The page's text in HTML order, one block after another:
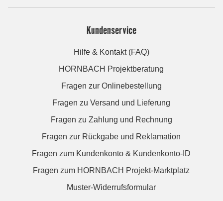
Kundenservice
Hilfe & Kontakt (FAQ)
HORNBACH Projektberatung
Fragen zur Onlinebestellung
Fragen zu Versand und Lieferung
Fragen zu Zahlung und Rechnung
Fragen zur Rückgabe und Reklamation
Fragen zum Kundenkonto & Kundenkonto-ID
Fragen zum HORNBACH Projekt-Marktplatz
Muster-Widerrufsformular